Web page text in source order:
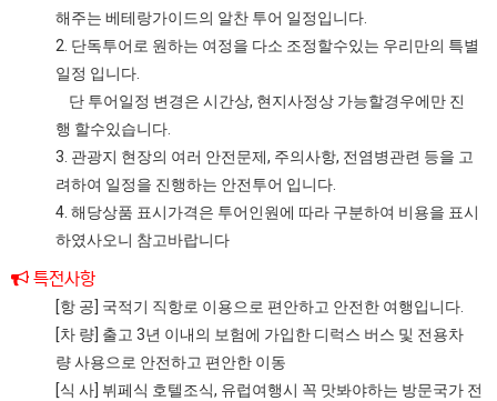
해주는 베테랑가이드의 알찬 투어 일정입니다.
2. 단독투어로 원하는 여정을 다소 조정할수있는 우리만의 특별
일정 입니다.
단 투어일정 변경은 시간상, 현지사정상 가능할경우에만 진
행 할수있습니다.
3. 관광지 현장의 여러 안전문제, 주의사항, 전염병관련 등을 고
려하여 일정을 진행하는 안전투어 입니다.
4. 해당상품 표시가격은 투어인원에 따라 구분하여 비용을 표시
하였사오니 참고바랍니다
특전사항
[항 공] 국적기 직항로 이용으로 편안하고 안전한 여행입니다.
[차 량] 출고 3년 이내의 보험에 가입한 디럭스 버스 및 전용차
량 사용으로 안전하고 편안한 이동
[식 사] 뷔페식 호텔조식, 유럽여행시 꼭 맛봐야하는 방문국가 전